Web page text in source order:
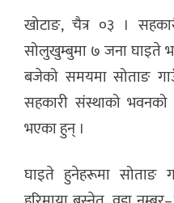
खोटाङ, चैत्र ०३ ।
सोलुखुम्बुमा ७ जना घाइते
बजेको समयमा सोताङ
सहकारी संस्थाको भवनको
भएका हुन् ।
घाइते हुनेहरूमा सोताङ